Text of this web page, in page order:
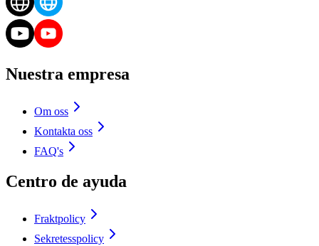
Nuestra empresa
Om oss
Kontakta oss
FAQ's
Centro de ayuda
Fraktpolicy
Sekretesspolicy